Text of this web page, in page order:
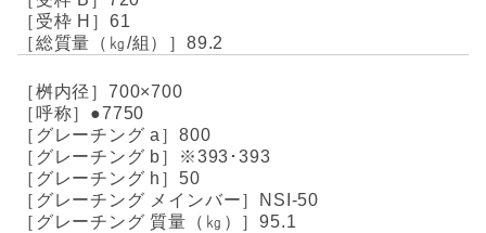
61
89.2
700×700
●7750
800
※393･393
50
NSI-50
95.1